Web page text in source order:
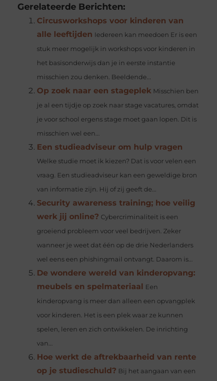
Gerelateerde Berichten:
Circusworkshops voor kinderen van
alle leeftijden Iedereen kan meedoen Er is een
stuk meer mogelijk in workshops voor kinderen in
het basisonderwijs dan je in eerste instantie
misschien zou denken. Beeldende...
Op zoek naar een stageplek Misschien ben
je al een tijdje op zoek naar stage vacatures, omdat
je voor school ergens stage moet gaan lopen. Dit is
misschien wel een...
Een studieadviseur om hulp vragen
Welke studie moet ik kiezen? Dat is voor velen een
vraag. Een studieadviseur kan een geweldige bron
van informatie zijn. Hij of zij geeft de...
Security awareness training; hoe veilig
werk jij online? Cybercriminaliteit is een
groeiend probleem voor veel bedrijven. Zeker
wanneer je weet dat één op de drie Nederlanders
wel eens een phishingmail ontvangt. Daarom is...
De wondere wereld van kinderopvang:
meubels en spelmateriaal Een
kinderopvang is meer dan alleen een opvangplek
voor kinderen. Het is een plek waar ze kunnen
spelen, leren en zich ontwikkelen. De inrichting
van...
Hoe werkt de aftrekbaarheid van rente
op je studieschuld? Bij het aangaan van een